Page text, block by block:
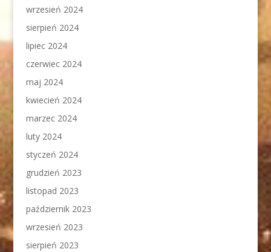
wrzesień 2024
sierpień 2024
lipiec 2024
czerwiec 2024
maj 2024
kwiecień 2024
marzec 2024
luty 2024
styczeń 2024
grudzień 2023
listopad 2023
październik 2023
wrzesień 2023
sierpień 2023